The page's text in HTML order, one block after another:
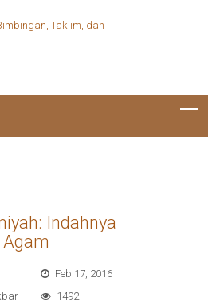
Indahnya
Feb 17, 2016
1492